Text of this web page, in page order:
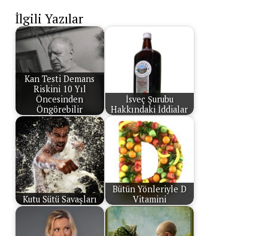
İlgili Yazılar
Kan Testi Demans
Riskini 10 Yıl
Öncesinden
Öngörebilir
İsveç Şurubu
Hakkındaki İddialar
Kutu Sütü Savaşları
Bütün Yönleriyle D
Vitamini